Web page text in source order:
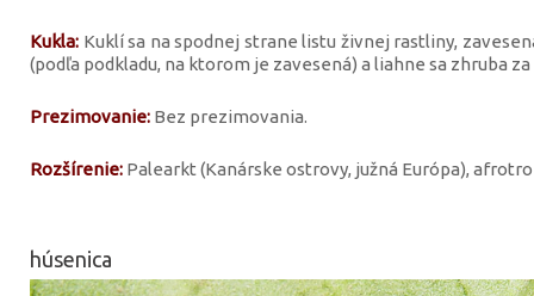
Kukla: Kuklí sa na spodnej strane listu živnej rastliny,
(podľa podkladu, na ktorom je zavesená) a liahne sa zhruba za
Prezimovanie: Bez prezimovania.
Rozšírenie: Palearkt (Kanárske ostrovy, južná Európa),
húsenica